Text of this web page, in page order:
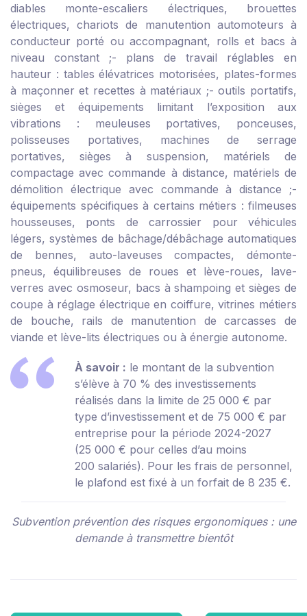
diables monte-escaliers électriques, brouettes
électriques, chariots de manutention automoteurs à
conducteur porté ou accompagnant, rolls et bacs à
niveau constant ;- plans de travail réglables en
hauteur : tables élévatrices motorisées, plates-formes
à maçonner et recettes à matériaux ;- outils portatifs,
sièges et équipements limitant l’exposition aux
vibrations : meuleuses portatives, ponceuses,
polisseuses portatives, machines de serrage
portatives, sièges à suspension, matériels de
compactage avec commande à distance, matériels de
démolition électrique avec commande à distance ;-
équipements spécifiques à certains métiers : filmeuses
housseuses, ponts de carrossier pour véhicules
légers, systèmes de bâchage/débâchage automatiques
de bennes, auto-laveuses compactes, démonte-
pneus, équilibreuses de roues et lève-roues, lave-
verres avec osmoseur, bacs à shampoing et sièges de
coupe à réglage électrique en coiffure, vitrines métiers
de bouche, rails de manutention de carcasses de
viande et lève-lits électriques ou à énergie autonome.
À savoir : le montant de la subvention
s’élève à 70 % des investissements
réalisés dans la limite de 25 000 € par
type d’investissement et de 75 000 € par
entreprise pour la période 2024-2027
(25 000 € pour celles d’au moins
200 salariés). Pour les frais de personnel,
le plafond est fixé à un forfait de 8 235 €.
Subvention prévention des risques ergonomiques : une
demande à transmettre bientôt